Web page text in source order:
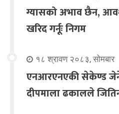
ग्यासको अभाव छैन,
खरिद गर्नूः निगम
१८ श्रावण २०८३, सोमबार
एनआरएनएकी सेकेण्ड
दीपमाला ढकालले